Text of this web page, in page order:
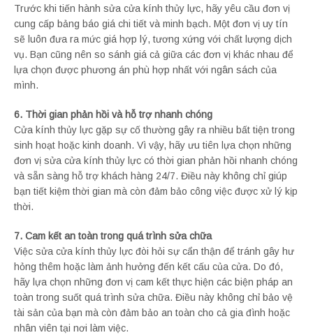
Trước khi tiến hành sửa cửa kính thủy lực, hãy yêu cầu đơn vị
cung cấp bảng báo giá chi tiết và minh bạch. Một đơn vị uy tín
sẽ luôn đưa ra mức giá hợp lý, tương xứng với chất lượng dịch
vụ. Bạn cũng nên so sánh giá cả giữa các đơn vị khác nhau để
lựa chọn được phương án phù hợp nhất với ngân sách của
mình.
6. Thời gian phản hồi và hỗ trợ nhanh chóng
Cửa kính thủy lực gặp sự cố thường gây ra nhiều bất tiện trong
sinh hoạt hoặc kinh doanh. Vì vậy, hãy ưu tiên lựa chọn những
đơn vị sửa cửa kính thủy lực có thời gian phản hồi nhanh chóng
và sẵn sàng hỗ trợ khách hàng 24/7. Điều này không chỉ giúp
bạn tiết kiệm thời gian mà còn đảm bảo công việc được xử lý kịp
thời.
7. Cam kết an toàn trong quá trình sửa chữa
Việc sửa cửa kính thủy lực đòi hỏi sự cẩn thận để tránh gây hư
hỏng thêm hoặc làm ảnh hưởng đến kết cấu của cửa. Do đó,
hãy lựa chọn những đơn vị cam kết thực hiện các biện pháp an
toàn trong suốt quá trình sửa chữa. Điều này không chỉ bảo vệ
tài sản của bạn mà còn đảm bảo an toàn cho cả gia đình hoặc
nhân viên tại nơi làm việc.